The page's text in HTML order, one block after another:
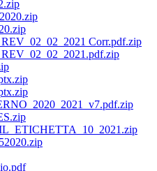
Corr.pdf.zip